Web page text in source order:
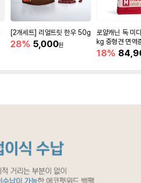
[2개세트] 리얼트릿 한우 50g
28% 5,000원
로얄캐닌 독 미
kg 중형견 면역
18%